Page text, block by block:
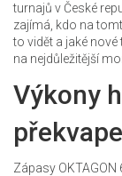
turnajů v České
zajímá, kdo na
to vidět a jaké
na nejdůležitější
Výkony
Zápasy